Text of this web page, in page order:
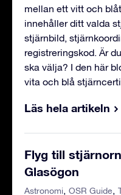
mellan ett vitt och
innehåller ditt valda
stjärnbild,
registreringskod. Är
ska välja? I den här
vita och blå
Läs hela artikeln
Flyg till
Glasögon
Astronomi OSR Guide